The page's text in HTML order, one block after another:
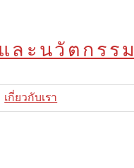
ละนวัตกรรม
เกี่ยวกับเรา